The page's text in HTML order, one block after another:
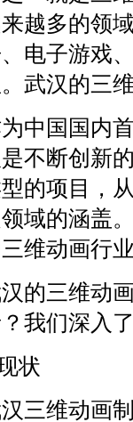
越多的领
电子游戏
武汉的三
中国国内
不断创新
的项目，
域的涵盖
三维动画行
的三维动
我们深入
状
三维动画